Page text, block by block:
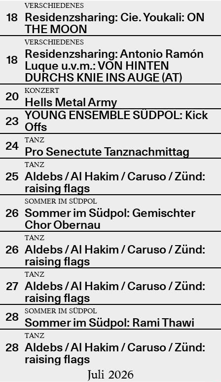
18
VERSCHIEDENES
Residenzsharing: Cie. Youkali: ON
THE MOON
18
VERSCHIEDENES
Residenzsharing: Antonio Ramón
Luque u.v.m.: VON HINTEN
DURCHS KNIE INS AUGE (AT)
20
KONZERT
Hells Metal Army
23 YOUNG ENSEMBLE SÜDPOL: Kick
Offs
24
TANZ
Pro Senectute Tanznachmittag
25
TANZ
Aldebs / Al Hakim / Caruso / Zünd:
raising flags
26
SOMMER IM SÜDPOL
Sommer im Südpol: Gemischter
Chor Obernau
26
TANZ
Aldebs / Al Hakim / Caruso / Zünd:
raising flags
27
TANZ
Aldebs / Al Hakim / Caruso / Zünd:
raising flags
28
SOMMER IM SÜDPOL
Sommer im Südpol: Rami Thawi
28
TANZ
Aldebs / Al Hakim / Caruso / Zünd:
raising flags
Juli 2026